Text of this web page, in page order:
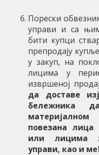
Порески
управи и са
бити купци
препродају
у закуп, на
лицима у
извршеној
да доставе
бележника
повезана лица
или лицима
управи, као и